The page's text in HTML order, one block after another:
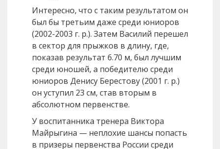
Интересно, что с таким результатом он
был бы третьим даже среди юниоров
(2002-2003 г. р.). Затем Василий перешел
в сектор для прыжков в длину, где,
показав результат 6.70 м, был лучшим
среди юношей, а победителю среди
юниоров Денису Берестову (2001 г. р.)
он уступил 23 см, став вторым в
абсолютном первенстве.
У воспитанника тренера Виктора
Майрыгина — неплохие шансы попасть
в призеры первенства России среди